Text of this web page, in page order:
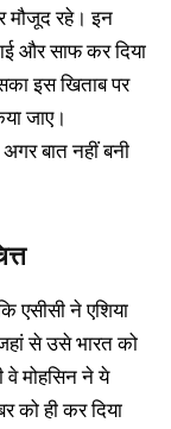
मौजूद रहे। इन
और साफ कर दिया
इस खिताब पर
जाए।
बात नहीं बनी
ने एशिया
से उसे भारत को
वे मोहसिन ने ये
को ही कर दिया